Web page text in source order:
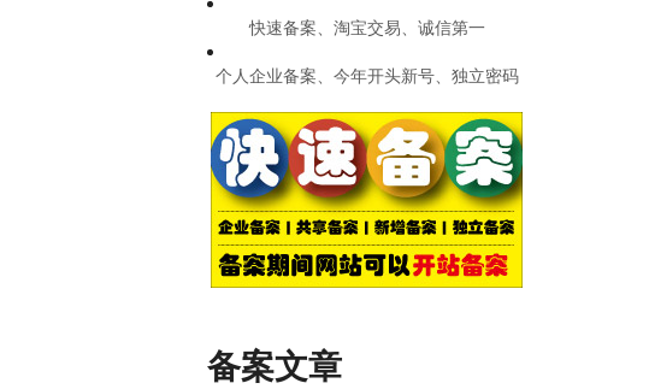
快速备案、淘宝交易、诚信第一
个人企业备案、今年开头新号、独立密码
备案文章